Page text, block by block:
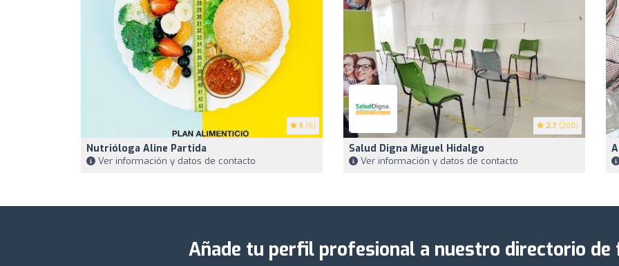
5 (5)
Nutrióloga Aline Partida
Ver información y datos de contacto
2.7 (200)
Salud Digna Miguel Hidalgo
Ver información y datos de contacto
Añade tu perfil profesional a nuestro directorio